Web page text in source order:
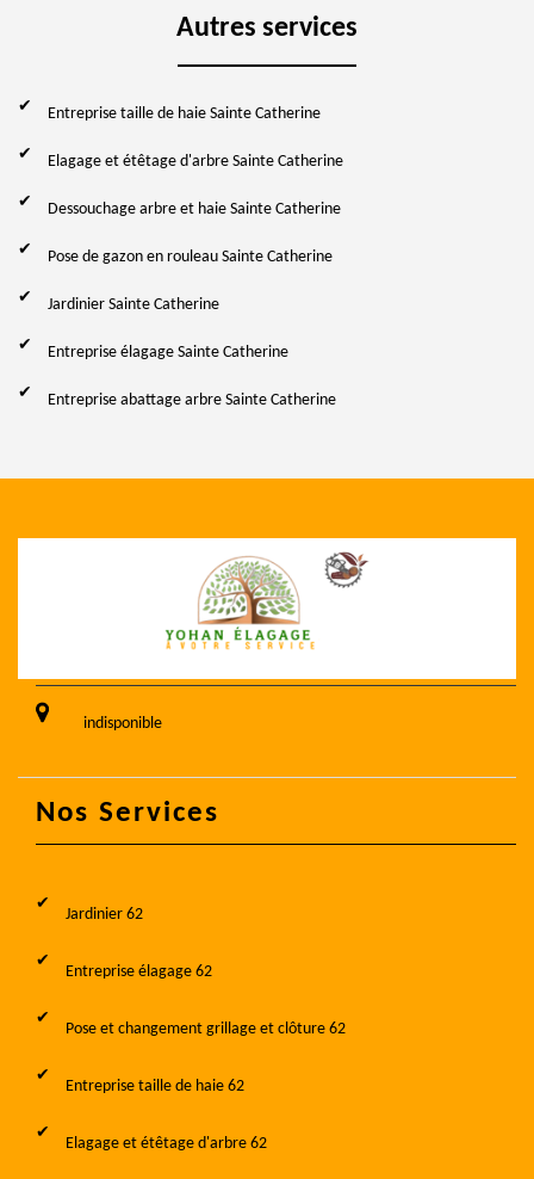
Autres services
Entreprise taille de haie Sainte Catherine
Elagage et étêtage d'arbre Sainte Catherine
Dessouchage arbre et haie Sainte Catherine
Pose de gazon en rouleau Sainte Catherine
Jardinier Sainte Catherine
Entreprise élagage Sainte Catherine
Entreprise abattage arbre Sainte Catherine
indisponible
Nos Services
Jardinier 62
Entreprise élagage 62
Pose et changement grillage et clôture 62
Entreprise taille de haie 62
Elagage et étêtage d'arbre 62